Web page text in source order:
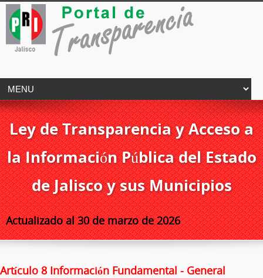
Ley de Transparencia y Acceso a
la Información Pública del Estado
de Jalisco y sus Municipios
Actualizado al 30 de marzo de 2026
Artículo 8 Información Fundamental - General